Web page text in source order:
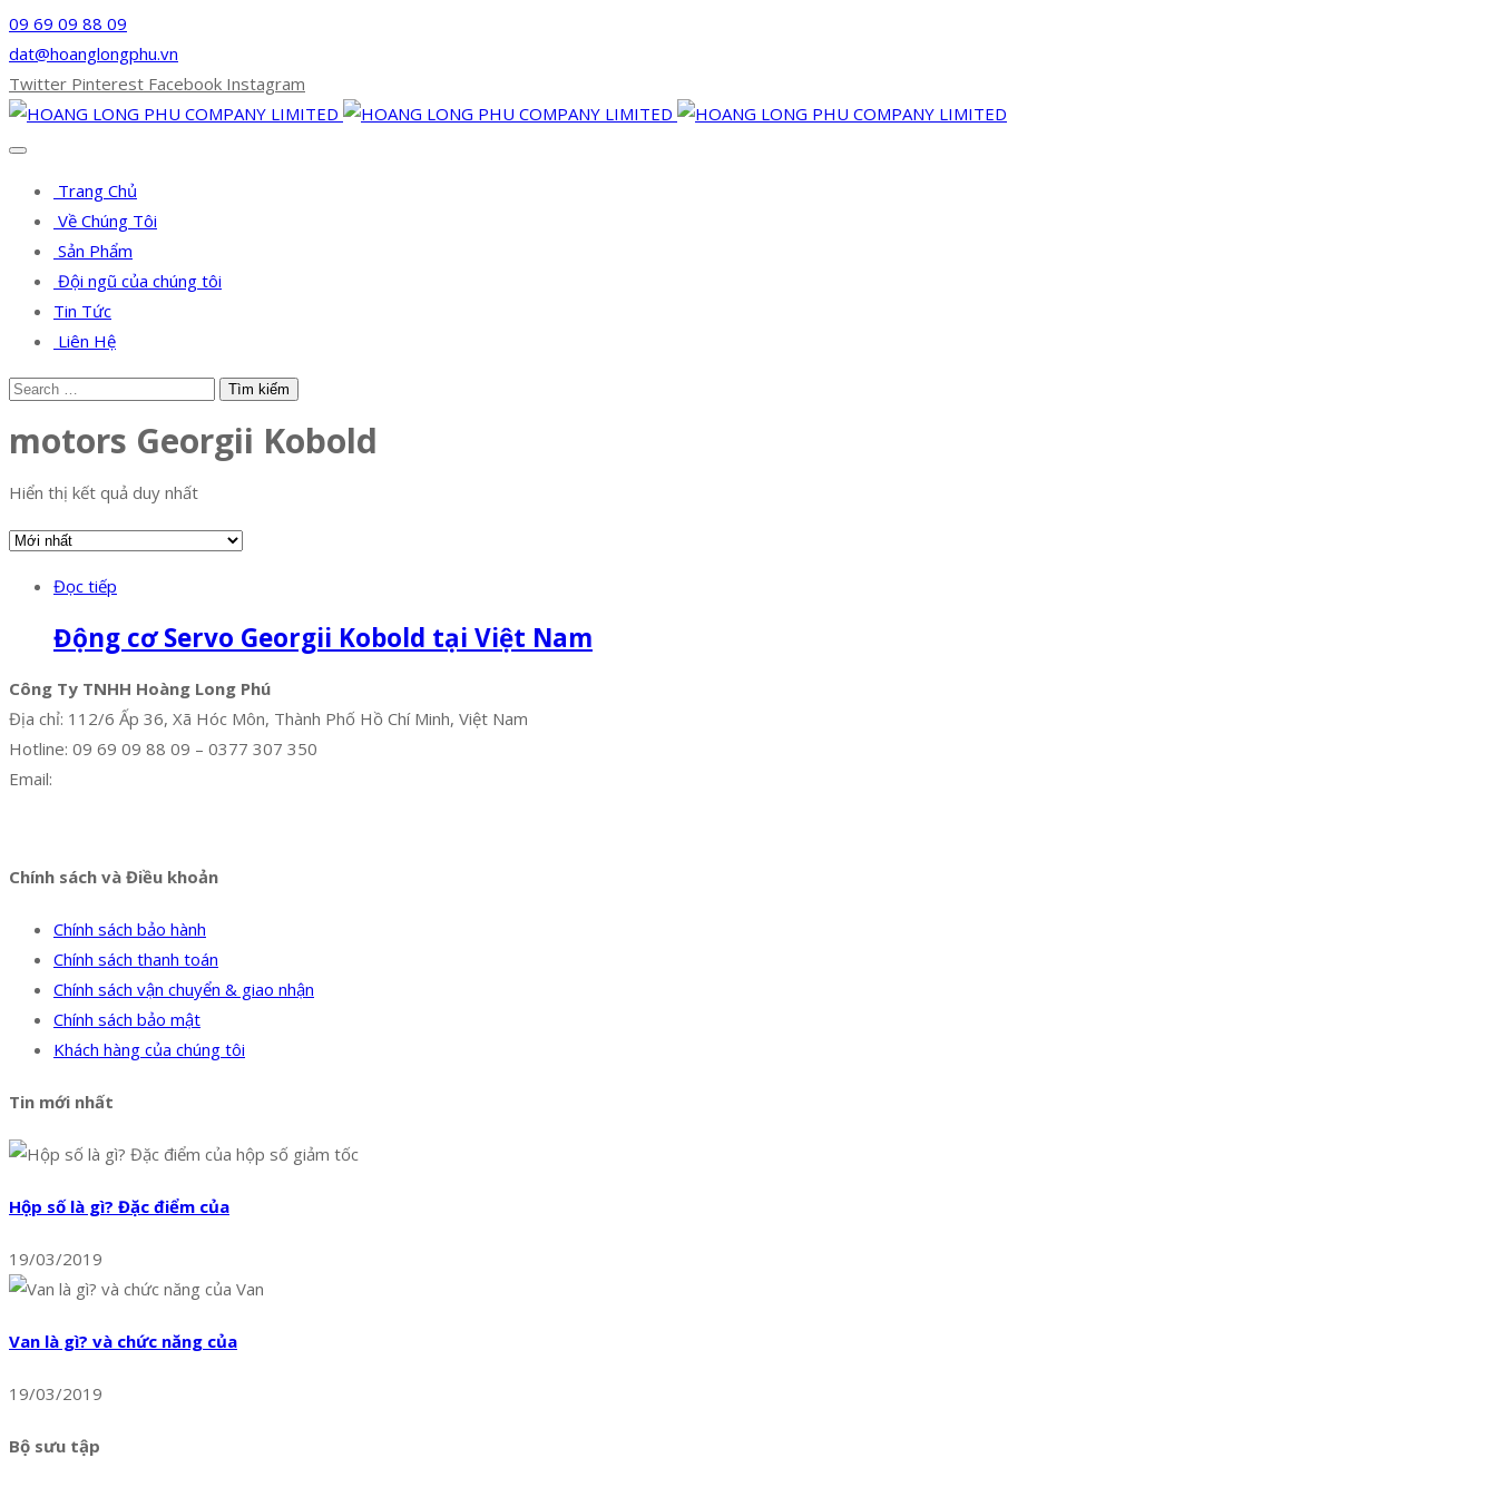
09 69 09 88 09
dat@hoanglongphu.vn
Twitter Pinterest Facebook Instagram
Trang Chủ
Về Chúng Tôi
Sản Phẩm
Đội ngũ của chúng tôi
Tin Tức
Liên Hệ
motors Georgii Kobold
Hiển thị kết quả duy nhất
Đọc tiếp
Động cơ Servo Georgii Kobold tại Việt Nam
Công Ty TNHH Hoàng Long Phú
Địa chỉ: 112/6 Ấp 36, Xã Hóc Môn, Thành Phố Hồ Chí Minh, Việt Nam
Hotline: 09 69 09 88 09 – 0377 307 350
Email:
Chính sách và Điều khoản
Chính sách bảo hành
Chính sách thanh toán
Chính sách vận chuyển & giao nhận
Chính sách bảo mật
Khách hàng của chúng tôi
Tin mới nhất
Hộp số là gì? Đặc điểm của
19/03/2019
Van là gì? và chức năng của
19/03/2019
Bộ sưu tập